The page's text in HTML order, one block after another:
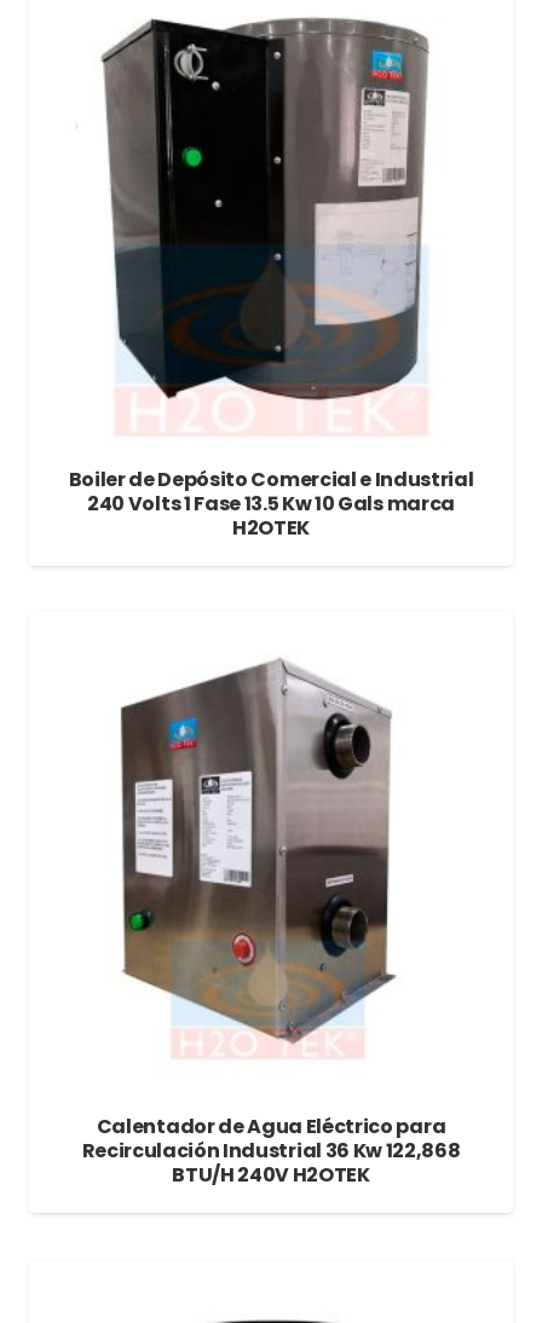
Boiler de Depósito Comercial e Industrial
240 Volts 1 Fase 13.5 Kw 10 Gals marca
H2OTEK
Calentador de Agua Eléctrico para
Recirculación Industrial 36 Kw 122,868
BTU/H 240V H2OTEK